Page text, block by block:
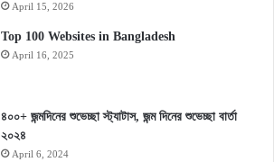
April 15, 2026
Top 100 Websites in Bangladesh
April 16, 2025
৪০০+ জন্মদিনের শুভেচ্ছা স্ট্যাটাস, জন্ম দিনের শুভেচ্ছা বার্তা
২০২৪
April 6, 2024